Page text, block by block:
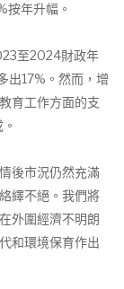
按年升幅。
至2024財政年
出17%。然而，增
育工作方面的支
後市況仍然充滿
繹不絕。我們將
外圍經濟不明朗
和環境保育作出